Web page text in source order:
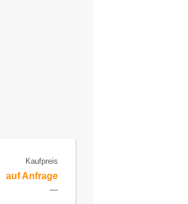
Kaufpreis
auf Anfrage
—